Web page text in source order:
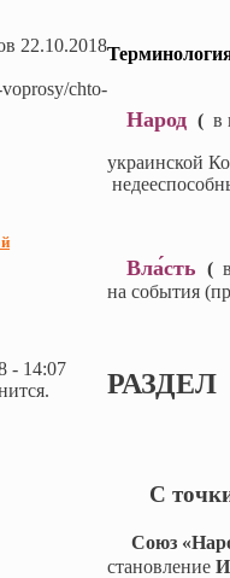
Народ ( в
украинской
Вла́сть (
на события
РАЗДЕЛ
С точки
Союз
становление
22.10.2018
chto-
- 14:07